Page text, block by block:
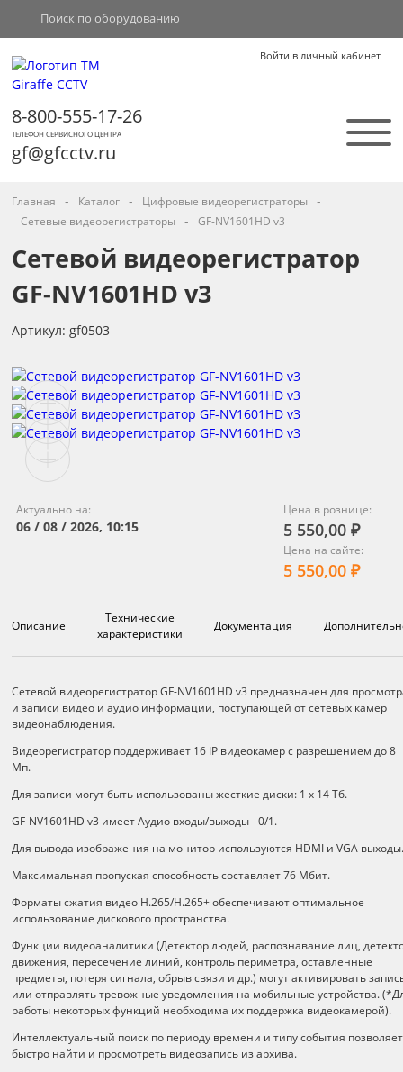
Войти в личный кабинет
8-800-555-17-26
ТЕЛЕФОН СЕРВИСНОГО ЦЕНТРА
gf@gfcctv.ru
Главная - Каталог - Цифровые видеорегистраторы -
Сетевые видеорегистраторы - GF-NV1601HD v3
Сетевой видеорегистратор
GF-NV1601HD v3
Артикул: gf0503
Актуально на:
06 / 08 / 2026, 10:15
Цена в рознице:
5 550,00 ₽
Цена на сайте:
5 550,00 ₽
Описание
Технические
характеристики
Документация
Описание
Сетевой видеорегистратор GF-NV1601HD v3 предназначен для
и записи видео и аудио информации, поступающей от сетевых камер
видеонаблюдения.
Видеорегистратор поддерживает 16 IP видеокамер с разрешением до 8
Мп.
Для записи могут быть использованы жесткие диски: 1 х 14 Тб.
GF-NV1601HD v3 имеет Аудио входы/выходы - 0/1.
Для вывода изображения на монитор используются HDMI и VGA выходы.
Максимальная пропуская способность составляет 76 Мбит.
Форматы сжатия видео H.265/Н.265+ обеспечивают оптимальное
использование дискового пространства.
Функции видеоаналитики (Детектор людей, распознавание лиц,
движения, пересечение линий, контроль периметра, оставленные
предметы, потеря сигнала, обрыв связи и др.) могут активировать
или отправлять тревожные уведомления на мобильные устройства.
работы некоторых функций необходима их поддержка видеокамерой).
Интеллектуальный поиск по периоду времени и типу события позволяет
быстро найти и просмотреть видеозапись из архива.